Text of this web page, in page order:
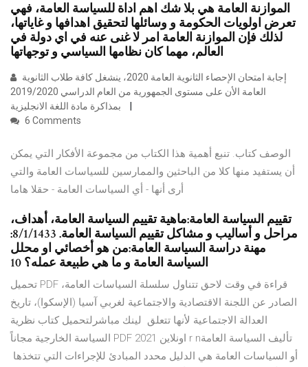
الموازنة العامة هي بلا شك اهم اداة للسياسة العامة، فهي
تعرض اولويات الحكومة و وسائلها لتحقيق اهدافها و غاياتها،
لذلك فإن الموازنة العامة امر لا غنى عنه في اي دولة في
العالم، مهما كان نظامها السياسي و توجهاتها
العامة الأن على مستوى الجمهورية من العام الدراسي 2019/2020
6 Comments
الوصف كتاب. تنبع أهمية هذا الكتاب من مجموعة الأفكار التي يمكن
أن يستفيد منها كلا من الباحثين والممارسين للسياسات العامة والتي
تقييم السياسة العامة:ماهية تقييم السياسة العامة، أهداف،
مراحل و أساليب و مشاكل تقييم السياسة العامة. 8/1/1433:
مهنة دراسة السياسة العامة:من هو أخصائي او محلل
السياسة العامة و ما هي طبيعة عمله؟ 10
تحميل PDF قراءة في وقت لاحق تتناول سلسلة السياسات العامة،
الصادر عن اللجنة الاقتصادية والاجتماعية لغربي آسيا (الإسكوا)، تاريخ
العدالة الاجتماعية لأنها تتعلق لينك مباشرلتحميل كتاب نظرية
السياسة الخارجية مجاناً PDF اونلاين 2021 r nتأليف السياسة العامة
أو السياسات العامة هي الدليل محدد المبادئ للإجراءات التي تتخذها